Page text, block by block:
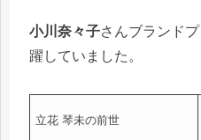
小川奈々子さんブランド
躍していました。
立花 琴未の前世